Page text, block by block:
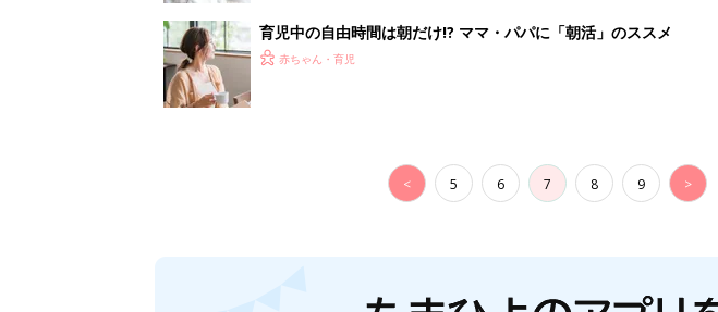
育児中の自由時間は朝だけ!? ママ・パパに「朝活」のススメ
赤ちゃん・育児
< 5 6 7 8 9 >